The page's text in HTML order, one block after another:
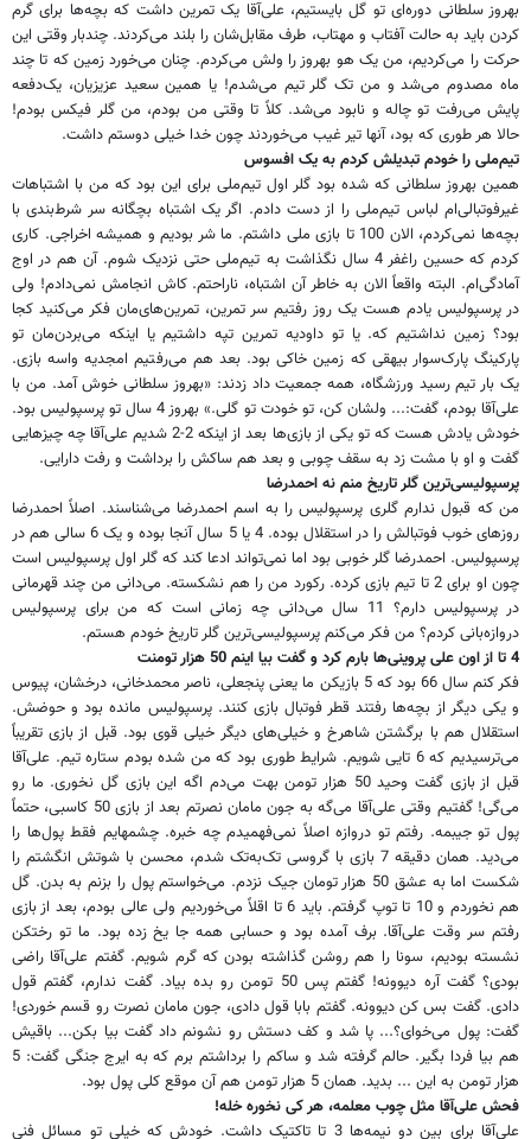
بهروز سلطانی دوره‌ای تو گل بایستیم، علی‌آقا یک تمرین داشت که بچه‌ها برای گرم
کردن باید به حالت آفتاب و مهتاب، طرف مقابل‌شان را بلند می‌کردند. چندبار وقتی این
حرکت را می‌کردیم، من یک هو بهروز را ولش می‌کردم. چنان می‌خورد زمین که تا چند
ماه مصدوم می‌شد و من تک گلر تیم می‌شدم! یا همین سعید عزیزیان، یک‌دفعه
پایش می‌رفت تو چاله و نابود می‌شد. کلاً تا وقتی من بودم، من گلر فیکس بودم!
حالا هر طوری که بود، آنها تیر غیب می‌خوردند چون خدا خیلی دوستم داشت.
تیم‌ملی را خودم تبدیلش کردم به یک افسوس
همین بهروز سلطانی که شده بود گلر اول تیم‌ملی برای این بود که من با اشتباهات
غیرفوتبالی‌ام لباس تیم‌ملی را از دست دادم. اگر یک اشتباه بچگانه سر شرط‌بندی با
بچه‌ها نمی‌کردم، الان 100 تا بازی ملی داشتم. ما شر بودیم و همیشه اخراجی. کاری
کردم که حسین راغفر 4 سال نگذاشت به تیم‌ملی حتی نزدیک شوم. آن هم در اوج
آمادگی‌ام. البته واقعاً الان به خاطر آن اشتباه، ناراحتم. کاش انجامش نمی‌دادم! ولی
در پرسپولیس یادم هست یک روز رفتیم سر تمرین، تمرین‌‌های‌مان فکر می‌کنید کجا
بود؟ زمین نداشتیم که. یا تو داودیه تمرین تپه داشتیم یا اینکه می‌بردن‌مان تو
پارکینگ پارک‌سوار بیهقی که زمین خاکی بود. بعد هم می‌رفتیم امجدیه واسه بازی.
یک بار تیم رسید ورزشگاه، همه جمعیت داد زدند: «بهروز سلطانی خوش آمد. من با
علی‌آقا بودم، گفت‌:... ولشان کن، تو خودت تو گلی.» بهروز 4 سال تو پرسپولیس بود.
خودش یادش هست که تو یکی از بازی‌ها بعد از اینکه 2-2 شدیم علی‌آقا چه چیزهایی
گفت و او با مشت زد به سقف چوبی و بعد هم ساکش را برداشت و رفت دارایی.
پرسپولیسی‌ترین گلر تاریخ منم نه احمدرضا
من که قبول ندارم گلری پرسپولیس را به اسم احمدرضا می‌شناسند. اصلاً احمدرضا
روزهای خوب فوتبالش را در استقلال بوده. 4 یا 5 سال آنجا بوده و یک 6 سالی هم در
پرسپولیس. احمدرضا گلر خوبی بود اما نمی‌تواند ادعا کند که گلر اول پرسپولیس است
چون او برای 2 تا تیم بازی کرده. رکورد من را هم نشکسته. می‌دانی من چند قهرمانی
در پرسپولیس دارم؟ 11 سال می‌دانی چه زمانی است که من برای پرسپولیس
دروازه‌بانی کردم؟ من فکر می‌کنم پرسپولیسی‌ترین گلر تاریخ خودم هستم.
4 تا از اون علی پروینی‌ها بارم کرد و گفت بیا اینم 50 هزار تومنت
فکر کنم سال 66 بود که 5 بازیکن ما یعنی پنجعلی، ناصر محمدخانی، درخشان، پیوس
و یکی دیگر از بچه‌ها رفتند قطر فوتبال بازی کنند. پرسپولیس مانده بود و حوضش.
استقلال هم با برگشتن شاهرخ و خیلی‌‌های دیگر خیلی قوی بود. قبل از بازی تقریباً
می‌ترسیدیم که 6 تایی شویم. شرایط طوری بود که من شده بودم ستاره تیم. علی‌آقا
قبل از بازی گفت وحید 50 هزار تومن بهت می‌دم اگه این بازی گل نخوری. ما رو
می‌گی! گفتیم وقتی علی‌آقا می‌گه به جون مامان نصرتم بعد از بازی 50 کاسبی، حتماً
پول تو جیبمه. رفتم تو دروازه اصلاً نمی‌فهمیدم چه خبره. چشمهایم فقط پول‌ها را
می‌دید. همان دقیقه 7 بازی با گروسی تک‌به‌تک شدم، محسن با شوتش انگشتم را
شکست اما به عشق 50 هزار تومان جیک نزدم. می‌خواستم پول را بزنم به بدن. گل
هم نخوردم و 10 تا توپ گرفتم. باید 6 تا اقلاً می‌خوردیم ولی عالی بودم، بعد از بازی
رفتم سر وقت علی‌آقا. برف آمده بود و حسابی همه جا یخ زده بود. ما تو رختکن
نشسته بودیم، سونا را هم روشن گذاشته بودن که گرم شویم. گفتم علی‌آقا راضی
بودی؟ گفت آره دیوونه! گفتم پس 50 تومن رو بده بیاد. گفت ندارم، گفتم قول
دادی. گفت بس کن دیوونه. گفتم بابا قول دادی، جون مامان نصرت رو قسم خوردی!
گفت‌: پول می‌خوای؟... پا شد و کف دستش رو نشونم داد گفت بیا بکن... باقیش
هم بیا فردا بگیر. حالم گرفته شد و ساکم را برداشتم برم که به ایرج جنگی گفت‌: 5
هزار تومن به این ... بدید. همان 5 هزار تومن هم آن موقع کلی پول بود.
فحش علی‌آقا مثل چوب معلمه، هر کی نخوره خله!
علی‌آقا برای بین دو نیمه‌ها 3 تا تاکتیک داشت. خودش که خیلی تو مسائل فنی